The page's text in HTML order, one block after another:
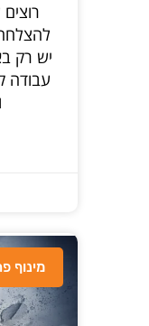
להצלחה
יש רק
עבודה
מינוף